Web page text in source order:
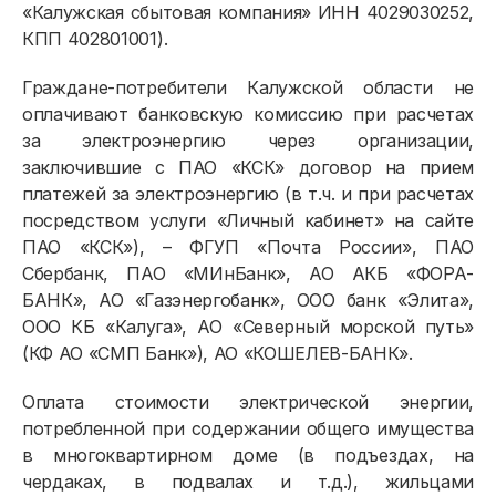
«Калужская сбытовая компания» ИНН 4029030252,
КПП 402801001).
Граждане-потребители Калужской области не
оплачивают банковскую комиссию при расчетах
за электроэнергию через организации,
заключившие с ПАО «КСК» договор на прием
платежей за электроэнергию (в т.ч. и при расчетах
посредством услуги «Личный кабинет» на сайте
ПАО «КСК»), – ФГУП «Почта России», ПАО
Сбербанк, ПАО «МИнБанк», АО АКБ «ФОРА-
БАНК», АО «Газэнергобанк», ООО банк «Элита»,
ООО КБ «Калуга», АО «Северный морской путь»
(КФ АО «СМП Банк»), АО «КОШЕЛЕВ-БАНК».
Оплата стоимости электрической энергии,
потребленной при содержании общего имущества
в многоквартирном доме (в подъездах, на
чердаках, в подвалах и т.д.), жильцами